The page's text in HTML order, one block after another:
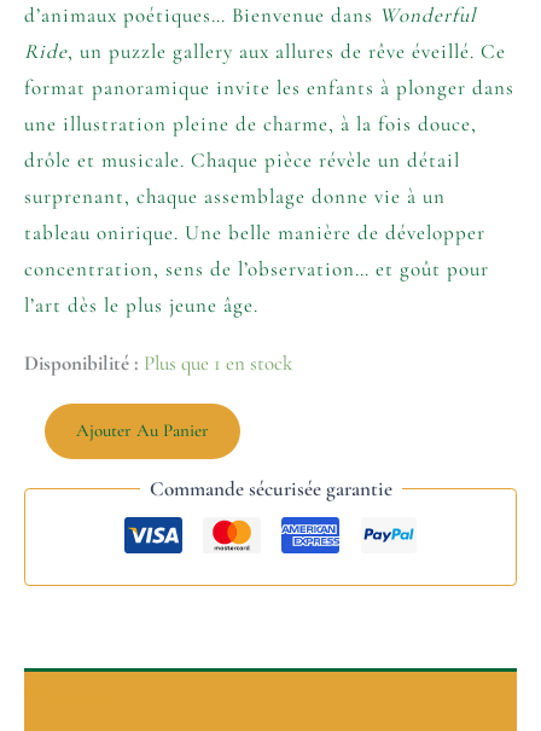
d’animaux poétiques… Bienvenue dans Wonderful
Ride, un puzzle gallery aux allures de rêve éveillé. Ce
format panoramique invite les enfants à plonger dans
une illustration pleine de charme, à la fois douce,
drôle et musicale. Chaque pièce révèle un détail
surprenant, chaque assemblage donne vie à un
tableau onirique. Une belle manière de développer
concentration, sens de l’observation… et goût pour
l’art dès le plus jeune âge.
Disponibilité : Plus que 1 en stock
Ajouter Au Panier
Commande sécurisée garantie